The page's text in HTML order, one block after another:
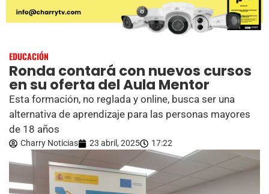
EDUCACIÓN
Ronda contará con nuevos cursos
en su oferta del Aula Mentor
Esta formación, no reglada y online, busca ser una
alternativa de aprendizaje para las personas mayores
de 18 años
Charry Noticias 23 abril, 2025 17:22